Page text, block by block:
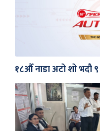
१८औँ नाडा अटो शो भदौ